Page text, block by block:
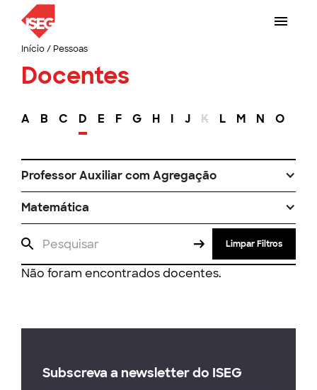
Início/ Pessoas
Docentes
A B C D E F G H I J K L M N O
Professor Auxiliar com Agregação
Matemática
Limpar Filtros
Não foram encontrados docentes.
Subscreva a newsletter do ISEG